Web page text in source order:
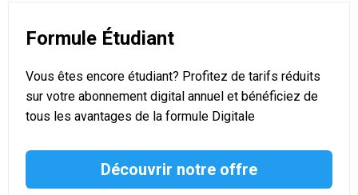
Formule Étudiant
Vous êtes encore étudiant? Profitez de tarifs réduits
sur votre abonnement digital annuel et bénéficiez de
tous les avantages de la formule Digitale
Découvrir notre offre